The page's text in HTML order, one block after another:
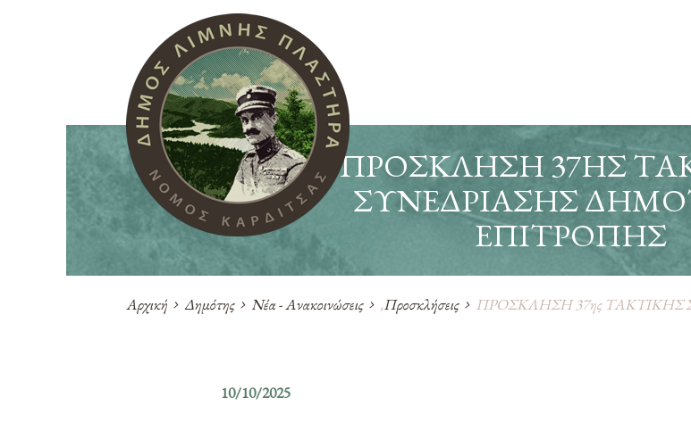
ΠΡΟΣΚΛΗΣΗ 37ΗΣ
ΣΥΝΕΔΡΙΑΣΗΣ
ΕΠΙΤΡΟΠΗΣ
Αρχική Δημότης Νέα - Ανακοινώσεις ,Προσκλήσεις ΠΡΟΣΚΛΗΣΗ 37ης
10/10/2025